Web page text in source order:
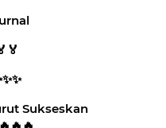
Sukseskan